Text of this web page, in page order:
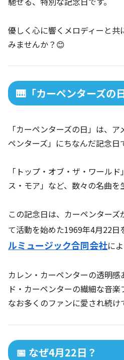
優しく心に響くメロディーと共
みませんか？😊
🎹「カーペンターズの
「カーペンターズの日」は、
ペンターズ」にちなんだ記念日
「トップ・オブ・ザ・ワール
ス・モア」など、数々の名曲を
この記念日は、カーペンター
て活動を始めた1969年4月22日
ルミュージック合同会社に
カレン・カーペンターの透明
ド・カーペンターの繊細な音
なお多くのファンに愛され続け
📅 なぜ4月22日？